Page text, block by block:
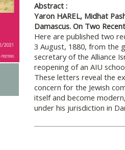
Abstract :
Yaron HAREL, Midhat
Damascus. On Two
Here are published two
3 August, 1880, from the
secretary of the Alliance
reopening of an AIU
These letters reveal the
concern for the Jewish
itself and become
under his jurisdiction in